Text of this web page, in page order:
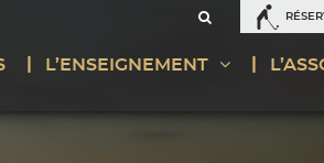
L’ENSEIGNEMENT